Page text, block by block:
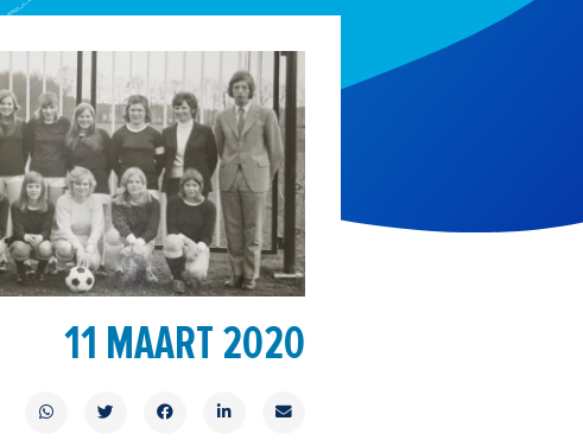
11 MAART 2020